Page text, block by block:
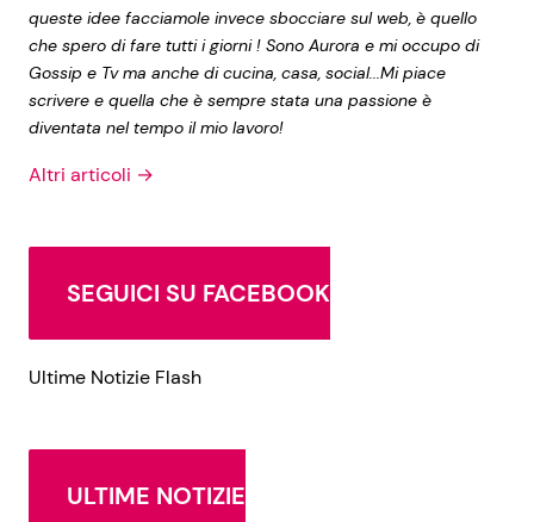
queste idee facciamole invece sbocciare sul web, è quello
che spero di fare tutti i giorni ! Sono Aurora e mi occupo di
Gossip e Tv ma anche di cucina, casa, social...Mi piace
scrivere e quella che è sempre stata una passione è
diventata nel tempo il mio lavoro!
Altri articoli →
SEGUICI SU FACEBOOK
Ultime Notizie Flash
ULTIME NOTIZIE